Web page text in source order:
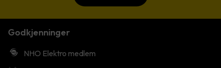
Godkjenninger
NHO Elektro medlem